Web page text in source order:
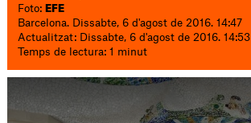
Foto: EFE
Barcelona. Dissabte, 6 d'agost de 2016. 14:47
Actualitzat: Dissabte, 6 d'agost de 2016. 14:53
Temps de lectura: 1 minut